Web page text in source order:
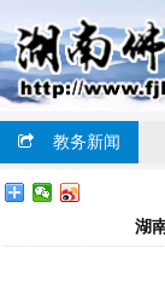
教务新闻
湖